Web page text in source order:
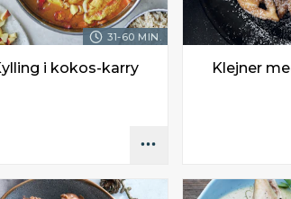
31-60 MIN.
i kokos-karry Klejner